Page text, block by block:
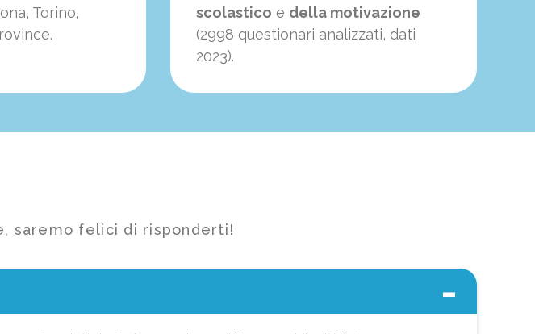
Torino,
scolastico e della motivazione
(2998 questionari analizzati, dati
2023).
saremo felici di risponderti!